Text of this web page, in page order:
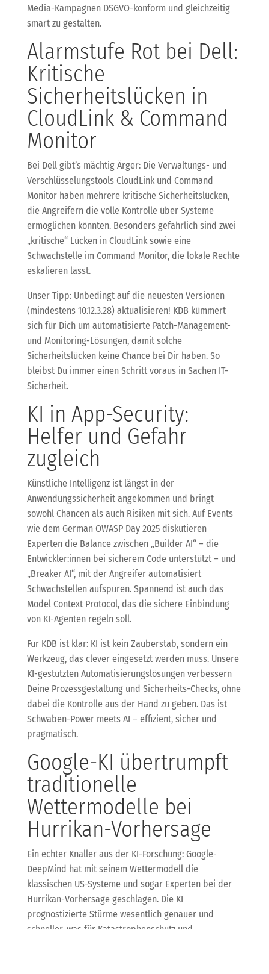
Media-Kampagnen DSGVO-konform und gleichzeitig
smart zu gestalten.
Alarmstufe Rot bei Dell:
Kritische
Sicherheitslücken in
CloudLink & Command
Monitor
Bei Dell gibt’s mächtig Ärger: Die Verwaltungs- und
Verschlüsselungstools CloudLink und Command
Monitor haben mehrere kritische Sicherheitslücken,
die Angreifern die volle Kontrolle über Systeme
ermöglichen könnten. Besonders gefährlich sind zwei
„kritische“ Lücken in CloudLink sowie eine
Schwachstelle im Command Monitor, die lokale Rechte
eskalieren lässt.
Unser Tipp: Unbedingt auf die neuesten Versionen
(mindestens 10.12.3.28) aktualisieren! KDB kümmert
sich für Dich um automatisierte Patch-Management-
und Monitoring-Lösungen, damit solche
Sicherheitslücken keine Chance bei Dir haben. So
bleibst Du immer einen Schritt voraus in Sachen IT-
Sicherheit.
KI in App-Security:
Helfer und Gefahr
zugleich
Künstliche Intelligenz ist längst in der
Anwendungssicherheit angekommen und bringt
sowohl Chancen als auch Risiken mit sich. Auf Events
wie dem German OWASP Day 2025 diskutieren
Experten die Balance zwischen „Builder AI“ – die
Entwickler:innen bei sicherem Code unterstützt – und
„Breaker AI“, mit der Angreifer automatisiert
Schwachstellen aufspüren. Spannend ist auch das
Model Context Protocol, das die sichere Einbindung
von KI-Agenten regeln soll.
Für KDB ist klar: KI ist kein Zauberstab, sondern ein
Werkzeug, das clever eingesetzt werden muss. Unsere
KI-gestützten Automatisierungslösungen verbessern
Deine Prozessgestaltung und Sicherheits-Checks, ohne
dabei die Kontrolle aus der Hand zu geben. Das ist
Schwaben-Power meets AI – effizient, sicher und
pragmatisch.
Google-KI übertrumpft
traditionelle
Wettermodelle bei
Hurrikan-Vorhersage
Ein echter Knaller aus der KI-Forschung: Google-
DeepMind hat mit seinem Wettermodell die
klassischen US-Systeme und sogar Experten bei der
Hurrikan-Vorhersage geschlagen. Die KI
prognostizierte Stürme wesentlich genauer und
schneller, was für Katastrophenschutz und